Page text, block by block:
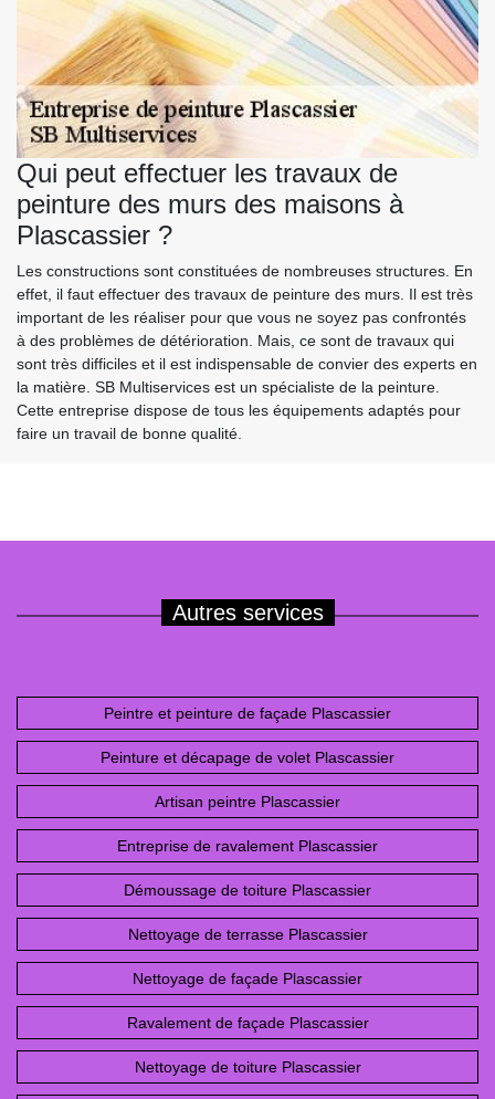
Qui peut effectuer les travaux de
peinture des murs des maisons à
Plascassier ?
Les constructions sont constituées de nombreuses structures. En
effet, il faut effectuer des travaux de peinture des murs. Il est très
important de les réaliser pour que vous ne soyez pas confrontés
à des problèmes de détérioration. Mais, ce sont de travaux qui
sont très difficiles et il est indispensable de convier des experts en
la matière. SB Multiservices est un spécialiste de la peinture.
Cette entreprise dispose de tous les équipements adaptés pour
faire un travail de bonne qualité.
Autres services
Peintre et peinture de façade Plascassier
Peinture et décapage de volet Plascassier
Artisan peintre Plascassier
Entreprise de ravalement Plascassier
Démoussage de toiture Plascassier
Nettoyage de terrasse Plascassier
Nettoyage de façade Plascassier
Ravalement de façade Plascassier
Nettoyage de toiture Plascassier